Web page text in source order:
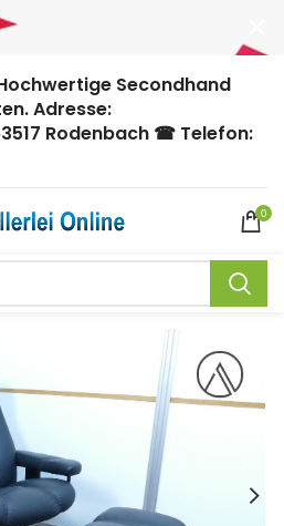
Secondhand
Adresse:
Rodenbach ☎ Telefon:
0